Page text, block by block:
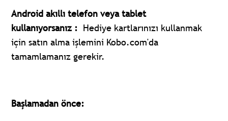
Android akıllı telefon veya tablet
kullanıyorsanız : Hediye kartlarınızı kullanmak
için satın alma işlemini Kobo.com'da
tamamlamanız gerekir.
Başlamadan önce: